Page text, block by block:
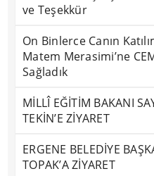
ve Teşekkür
On Binlerce Canın
Matem Merasimi’ne
Sağladık
MİLLÎ EĞİTİM BAKANI
TEKİN’E ZİYARET
ERGENE BELEDİYE
TOPAK’A ZİYARET